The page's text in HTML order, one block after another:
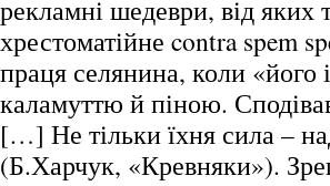
рекламні шедеври, від яких
хрестоматійне contra spem
праця селянина, коли «його
каламуттю й піною.
[…] Не тільки їхня сила –
(Б.Харчук, «Кревняки»).